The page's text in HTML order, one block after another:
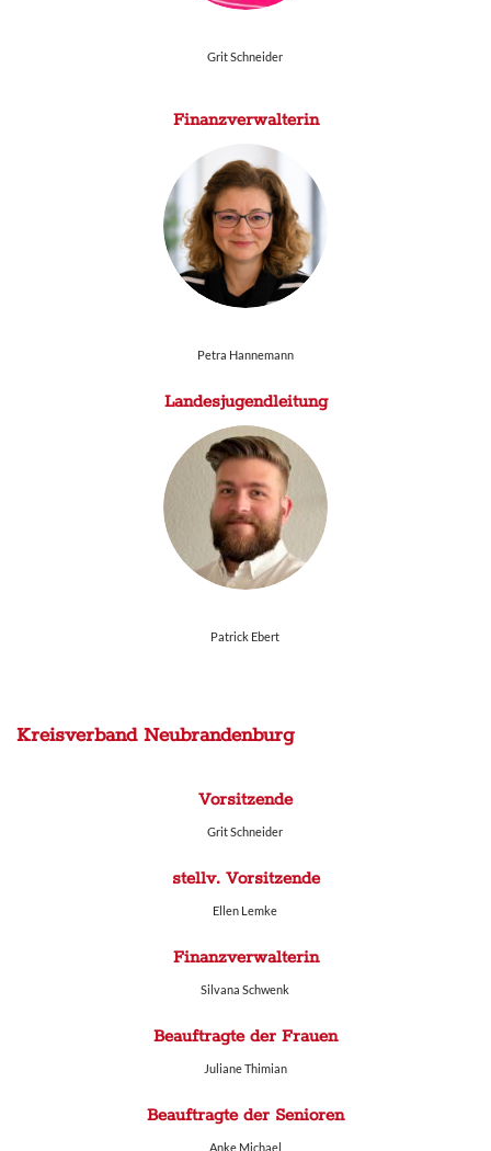
Grit Schneider
Finanzverwalterin
Petra Hannemann
Landesjugendleitung
Patrick Ebert
Kreisverband Neubrandenburg
Vorsitzende
Grit Schneider
stellv. Vorsitzende
Ellen Lemke
Finanzverwalterin
Silvana Schwenk
Beauftragte der Frauen
Juliane Thimian
Beauftragte der Senioren
Anke Michael